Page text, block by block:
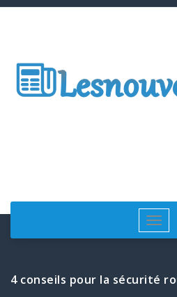
Aller
la
4 conseils pour la sécurité